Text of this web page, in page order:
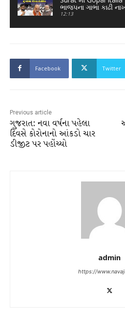
ભાજપના ગાભા કાઢી
12:13
Facebook Twitter
Previous article
ગુજરાત: નવા વર્ષના પહેલા
દિવસે કોરોનાનો આંકડો ચાર
ડીજીટ પર પહોંચ્યો
admin
https://